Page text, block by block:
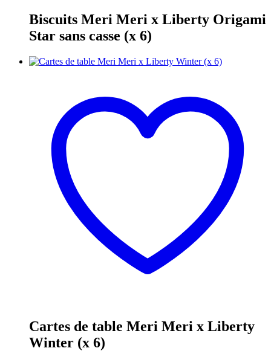
Biscuits Meri Meri x Liberty Origami
Star sans casse (x 6)
Cartes de table Meri Meri x Liberty
Winter (x 6)